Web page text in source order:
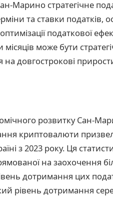
Марино стратегічне
та ставки податків,
податкової
може бути
довгострокові
розвитку Сан-
криптовалюти
з 2023 року. Ця
на заохочення
дотримання цих
рівень дотримання